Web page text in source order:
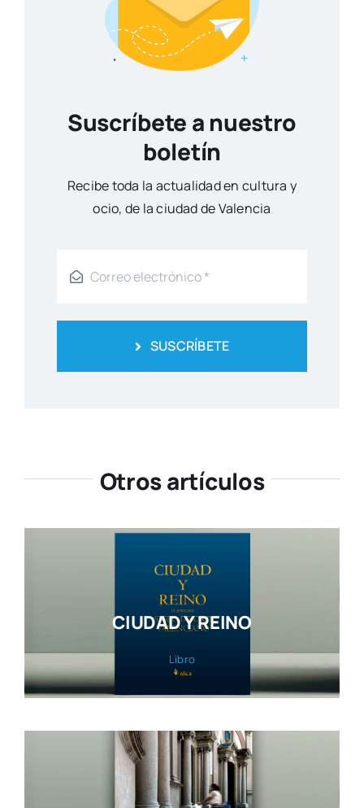
Suscríbete a nuestro
boletín
Reci­be toda la actua­li­dad en cul­tu­ra y
ocio, de la ciu­dad de Valen­cia
SUSCRÍBETE
Otros artículos
CIUDAD Y REINO
Libro